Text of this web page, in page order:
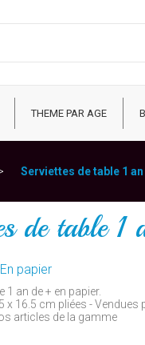
THEME PAR AGE
Serviettes de table 1 an
de table 1
papier
1 an de + en papier.
x 16.5 cm pliées - Vendues
articles de la gamme